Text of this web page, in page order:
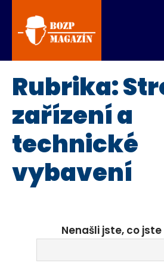
Rubrika:
zařízení a
technické
vybavení
Nenašli jste, co